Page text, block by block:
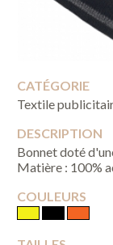
CATÉGORIE
Textile
DESCRIPTION
Bonnet doté
Matière : 100%
COULEURS